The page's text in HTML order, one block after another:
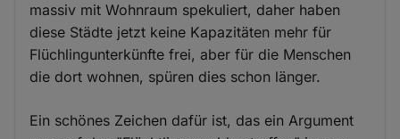
massiv mit Wohnraum spekuliert, daher haben
diese Städte jetzt keine Kapazitäten mehr für
Flüchlingunterkünfte frei, aber für die Menschen
die dort wohnen, spüren dies schon länger.
Ein schönes Zeichen dafür ist, das ein Argument